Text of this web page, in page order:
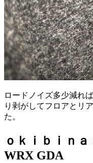
ロードノイズ多少減れ
り剥がしてフロアとリ
た。
ｏｋｉｂｉｎ
WRX GDA